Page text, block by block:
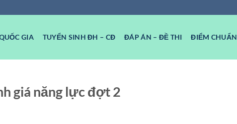
GIA TUYỂN SINH ĐH – CĐ ĐÁP ÁN – ĐỀ THI ĐIỂM CHUẨN
giá năng lực đợt 2